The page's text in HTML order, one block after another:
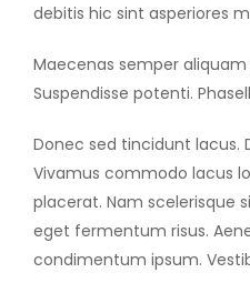
debitis hic sint asperiores
Maecenas semper
Suspendisse potenti.
Donec sed tincidunt lacus.
Vivamus commodo lacus
placerat. Nam scelerisque
eget fermentum risus.
condimentum ipsum.